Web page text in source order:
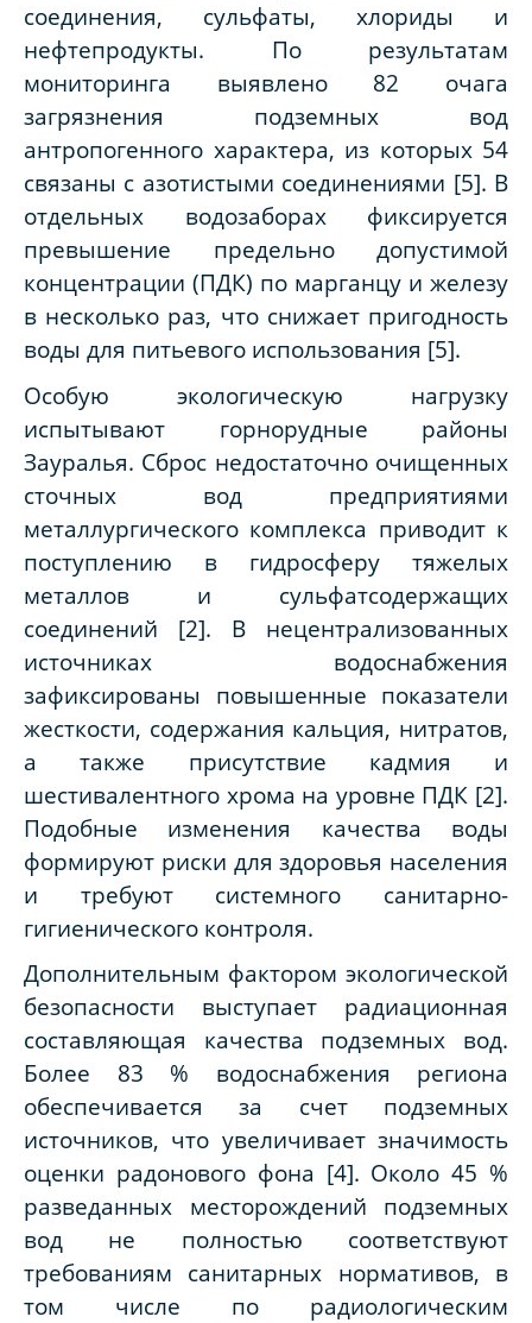
соединения, сульфаты, хлориды и
нефтепродукты. По результатам
мониторинга выявлено 82 очага
загрязнения подземных вод
антропогенного характера, из которых 54
связаны с азотистыми соединениями [5]. В
отдельных водозаборах фиксируется
превышение предельно допустимой
концентрации (ПДК) по марганцу и железу
в несколько раз, что снижает пригодность
воды для питьевого использования [5].
Особую экологическую нагрузку
испытывают горнорудные районы
Зауралья. Сброс недостаточно очищенных
сточных вод предприятиями
металлургического комплекса приводит к
поступлению в гидросферу тяжелых
металлов и сульфатсодержащих
соединений [2]. В нецентрализованных
источниках водоснабжения
зафиксированы повышенные показатели
жесткости, содержания кальция, нитратов,
а также присутствие кадмия и
шестивалентного хрома на уровне ПДК [2].
Подобные изменения качества воды
формируют риски для здоровья населения
и требуют системного санитарно-
гигиенического контроля.
Дополнительным фактором экологической
безопасности выступает радиационная
составляющая качества подземных вод.
Более 83 % водоснабжения региона
обеспечивается за счет подземных
источников, что увеличивает значимость
оценки радонового фона [4]. Около 45 %
разведанных месторождений подземных
вод не полностью соответствуют
требованиям санитарных нормативов, в
том числе по радиологическим